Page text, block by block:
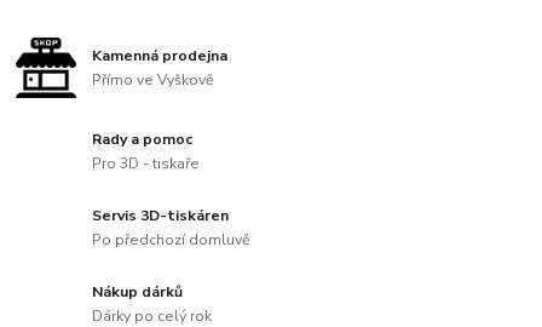
Kamenná prodejna
Přímo ve Vyškově
Rady a pomoc
Pro 3D - tiskaře
Servis 3D-tiskáren
Po předchozí domluvě
Nákup dárků
Dárky po celý rok